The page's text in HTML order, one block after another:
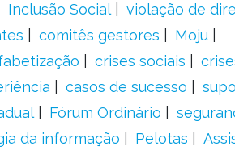
Inclusão Social
violação de
comitês gestores
Moju
crises sociais
casos de sucesso
Fórum Ordinário
da informação Pelotas